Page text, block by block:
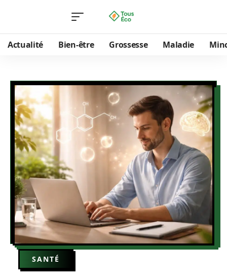
Actualité Bien-être Grossesse Maladie
SANTÉ